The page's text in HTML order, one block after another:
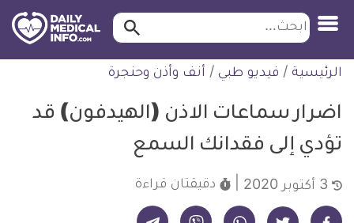
التخطي
للمحتوى
ابحث ابحث…
الرئيسية / فيديو طبي / أنف وأذن وحنجرة
اضرار سماعات الاذن (الهيدفون) قد
تؤدي إلى فقدانك السمع
دقيقتان قراءة
شارك على فيسبوك - ديلي ميديكال انفو شارك على تويتر - ديلي ميديكال انفو شارك على واتساب - ديلي ميديكال انفو شارك على فايبر - ديلي ميديكال انفو شارك على تيليجرام - ديلي ميديكال انفو